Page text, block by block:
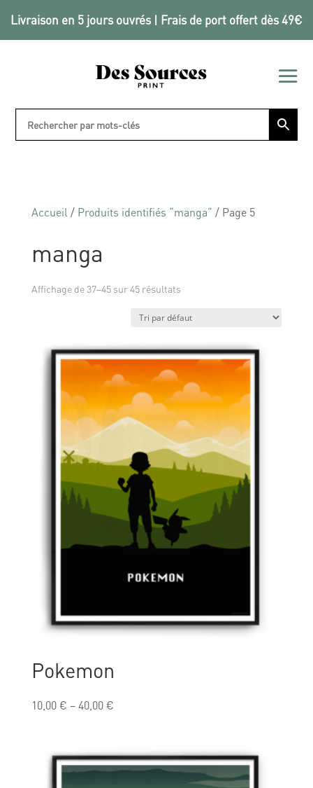
Livraison en 5 jours ouvrés | Frais de port offert dès 49€
Accueil / Produits identifiés “manga” / Page 5
manga
Affichage de 37–45 sur 45 résultats
Pokemon
10,00€ –40,00€